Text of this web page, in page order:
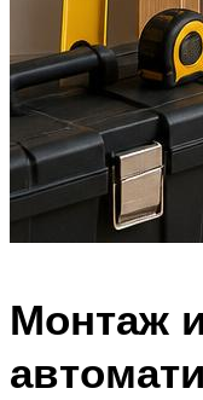
Монтаж